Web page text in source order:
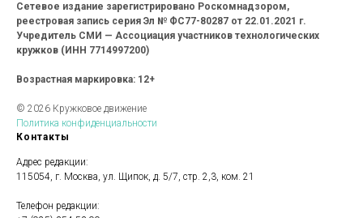
Сетевое издание зарегистрировано Роскомнадзором,
реестровая запись серия Эл № ФС77-80287 от 22.01.2021 г.
Учредитель СМИ — Ассоциация участников технологических
кружков (ИНН 7714997200)
Возрастная маркировка: 12+
© 2026 Кружковое движение
Политика конфиденциальности
Контакты
Адрес редакции:
115054, г. Москва, ул. Щипок, д. 5/7, стр. 2,3, ком. 21
Телефон редакции: